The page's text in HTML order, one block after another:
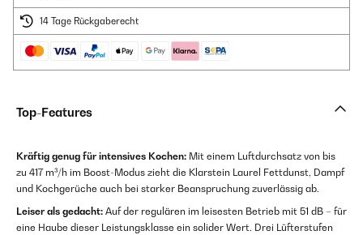
14 Tage Rückgaberecht
Top-Features
Kräftig genug für intensives Kochen: Mit einem Luftdurchsatz von bis
zu 417 m³/h im Boost-Modus zieht die Klarstein Laurel Fettdunst, Dampf
und Kochgerüche auch bei starker Beanspruchung zuverlässig ab.
Leiser als gedacht: Auf der regulären im leisesten Betrieb mit 51 dB – für
eine Haube dieser Leistungsklasse ein solider Wert. Drei Lüfterstufen